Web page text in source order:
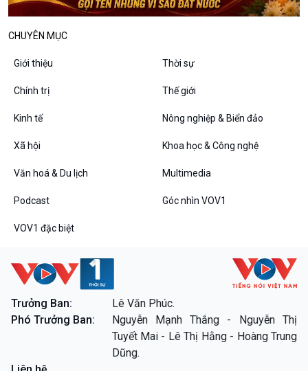
Chân dung cuộc sống
CHUYÊN MỤC
Giới thiệu Thời sự
Chính trị Thế giới
Kinh tế Nông nghiệp & Biển đảo
Xã hội Khoa học & Công nghệ
Văn hoá & Du lịch Multimedia
Podcast Góc nhìn VOV1
VOV1 đặc biệt
Trưởng Ban:
Lê Văn Phúc.
Phó Trưởng Ban:
Nguyễn Mạnh Thắng - Nguyễn Thị
Tuyết Mai - Lê Thị Hằng - Hoàng Trung
Dũng.